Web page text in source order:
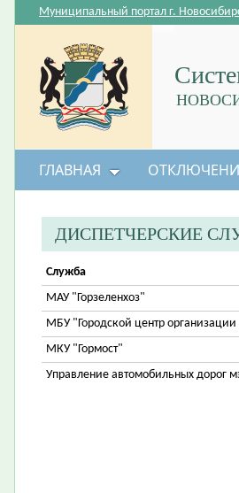
Муниципальный портал г.
ГЛАВНАЯ
ДИСПЕТЧЕРСКИЕ
Служба
МАУ "Горзеленхоз"
МБУ "Городской центр
МКУ "Гормост"
Управление автомобильных дорог